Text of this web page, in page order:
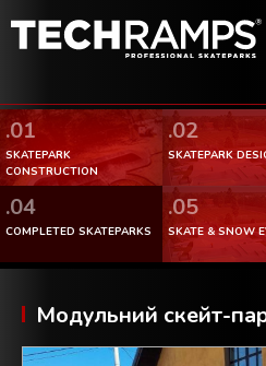
.01
SKATEPARK
CONSTRUCTION
.02
SKATEPARK
.04
COMPLETED SKATEPARKS
.05
SKATE & SNOW
Модульний скейт-